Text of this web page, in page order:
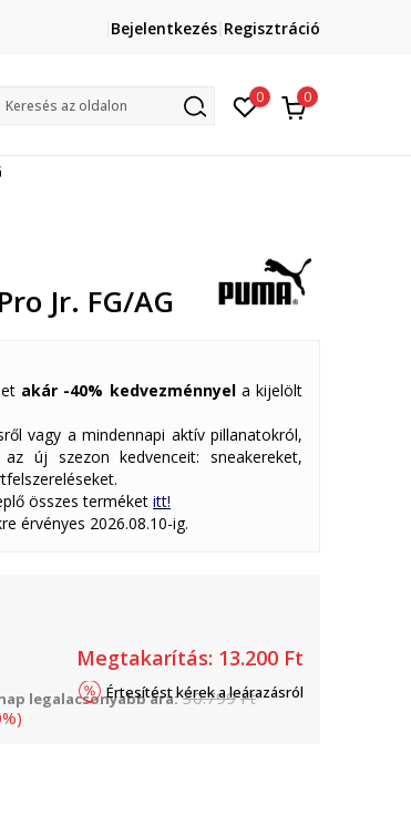
Lépj velünk kapcsolatba
online@sport-vision.huBejelentkezés Regisztráció
Keresés az oldalon 0 0
Jr. FG/AG
akár -40% kedvezménnyel a kijelölt
vagy a mindennapi aktív pillanatokról,
új szezon kedvenceit: sneakereket,
összes terméket itt!
érvényes 2026.08.10-ig.
legalacsonyabb ára: 30.799 Ft
%)
Megtakarítás: 13.200 Ft
Értesítést kérek a leárazásról